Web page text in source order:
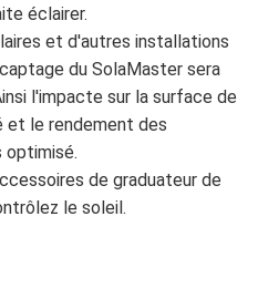
éclairer.
et d'autres installations
du SolaMaster sera
l'impacte sur la surface de
et le rendement des
de graduateur de
le soleil.